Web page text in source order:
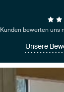
Kunden bewerten
Unsere